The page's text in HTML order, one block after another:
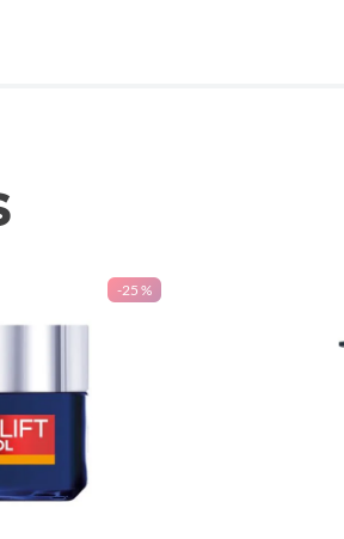
-25 %